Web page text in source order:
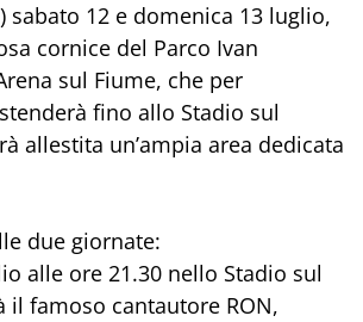
sabato 12 e domenica 13 luglio,
cornice del Parco Ivan
sul Fiume, che per
fino allo Stadio sul
allestita un’ampia area dedicata
due giornate:
alle ore 21.30 nello Stadio sul
il famoso cantautore RON,